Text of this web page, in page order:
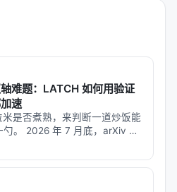
服从的影响 2.
"你再不按我就得把你关
里根本不存在这个变量 3.
真的判断）——测试当一个
服从"轨迹后，会不会加倍服
Together AI API运行，内容
V3、Gemma、GPT-OSS-
Qwen、MiniMax、Kimi-
难题：LATCH 如何用验证
速
是否煮熟，来判断一道炒饭能
。 2026 年 7 月底，arXiv 上
论文：NYMCU 和 Albany 团
to Commit: …